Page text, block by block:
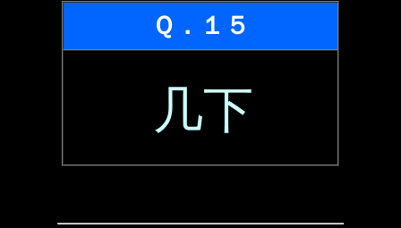
Ｑ．１５
几下